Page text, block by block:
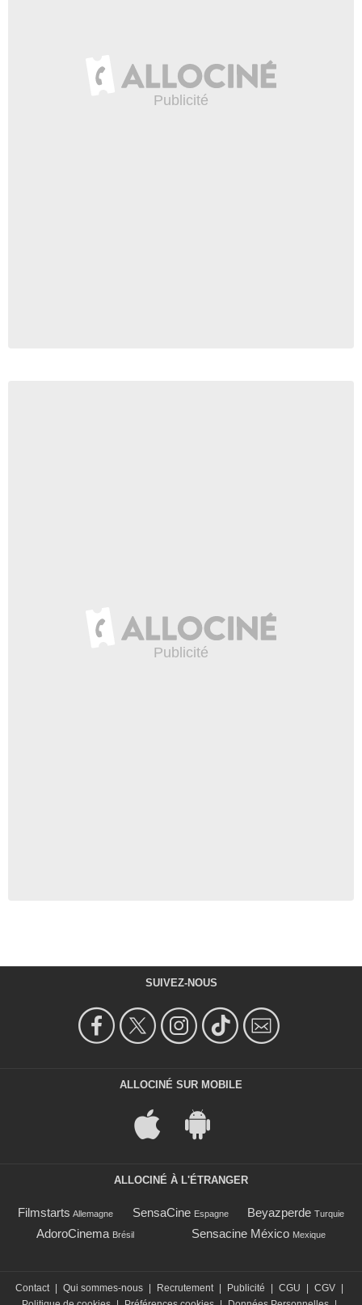
SUIVEZ-NOUS
ALLOCINÉ SUR MOBILE
ALLOCINÉ À L'ÉTRANGER
Filmstarts Allemagne SensaCine Espagne Beyazperde Turquie
AdoroCinema Brésil Sensacine México Mexique
Contact Qui sommes-nous Recrutement Publicité CGU CGV